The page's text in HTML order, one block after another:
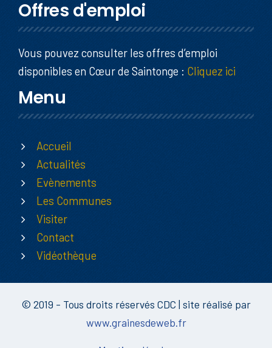
Offres d'emploi
Vous pouvez consulter les offres d’emploi
disponibles en Cœur de Saintonge : Cliquez ici
Menu
Accueil
Actualités
Evènements
Les Communes
Visiter
Contact
Vidéothèque
© 2019 - Tous droits réservés CDC | site réalisé par
www.grainesdeweb.fr